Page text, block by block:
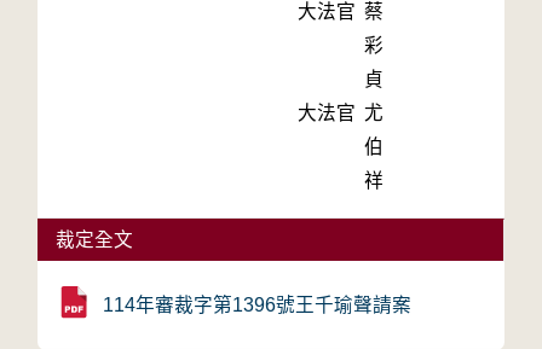
大法官 蔡
彩
貞
大法官 尤
伯
祥
裁定全文
114年審裁字第1396號王千瑜聲請案